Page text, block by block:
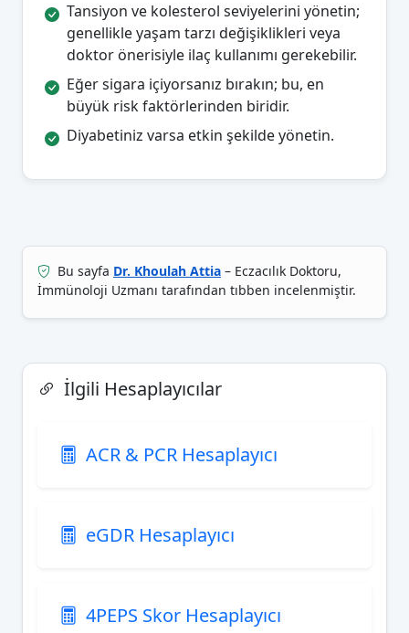
Tansiyon ve kolesterol seviyelerini yönetin;
genellikle yaşam tarzı değişiklikleri veya
doktor önerisiyle ilaç kullanımı gerekebilir.
Eğer sigara içiyorsanız bırakın; bu, en
büyük risk faktörlerinden biridir.
Diyabetiniz varsa etkin şekilde yönetin.
Bu sayfa Dr. Khoulah Attia – Eczacılık Doktoru,
İmmünoloji Uzmanı tarafından tıbben incelenmiştir.
İlgili Hesaplayıcılar
ACR & PCR Hesaplayıcı
eGDR Hesaplayıcı
4PEPS Skor Hesaplayıcı